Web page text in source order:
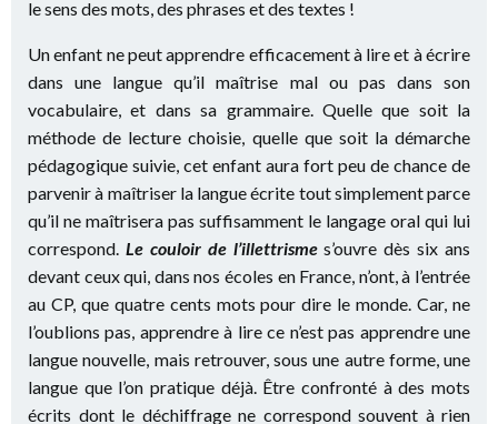
le sens des mots, des phrases et des textes !
Un enfant ne peut apprendre efficacement à lire et à écrire
dans une langue qu’il maîtrise mal ou pas dans son
vocabulaire, et dans sa grammaire. Quelle que soit la
méthode de lecture choisie, quelle que soit la démarche
pédagogique suivie, cet enfant aura fort peu de chance de
parvenir à maîtriser la langue écrite tout simplement parce
qu’il ne maîtrisera pas suffisamment le langage oral qui lui
correspond. Le couloir de l’illettrismes’ouvre dès six ans
devant ceux qui, dans nos écoles en France, n’ont, à l’entrée
au CP, que quatre cents mots pour dire le monde. Car, ne
l’oublions pas, apprendre à lire ce n’est pas apprendre une
langue nouvelle, mais retrouver, sous une autre forme, une
langue que l’on pratique déjà. Être confronté à des mots
écrits dont le déchiffrage ne correspond souvent à rien